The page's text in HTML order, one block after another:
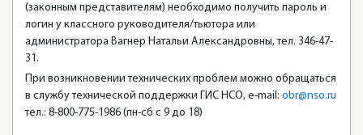
(законным представителям) необходимо получить пароль и
логин у классного руководителя/тьютора или
администратора Вагнер Натальи Александровны, тел. 346-47-
31.
При возникновении технических проблем можно обращаться
в службу технической поддержки ГИС НСО, e-mail: obr@nso.ru
тел.: 8-800-775-1986 (пн-сб с 9 до 18)